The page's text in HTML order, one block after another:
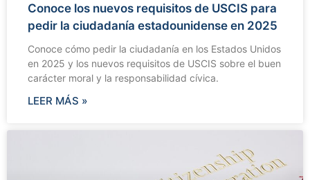
Conoce los nuevos requisitos de USCIS para
pedir la ciudadanía estadounidense en 2025
Conoce cómo pedir la ciudadanía en los Estados Unidos
en 2025 y los nuevos requisitos de USCIS sobre el buen
carácter moral y la responsabilidad cívica.
LEER MÁS »